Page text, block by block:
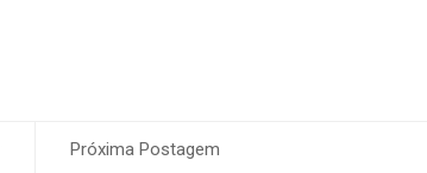
Próxima Postagem